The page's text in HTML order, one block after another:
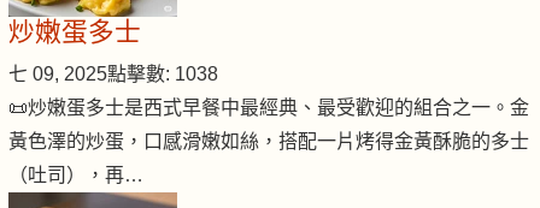
炒嫩蛋多士
七 09, 2025點擊數: 1038
📜炒嫩蛋多士是西式早餐中最經典、最受歡迎的組合之一。金
黃色澤的炒蛋，口感滑嫩如絲，搭配一片烤得金黃酥脆的多士
（吐司），再…